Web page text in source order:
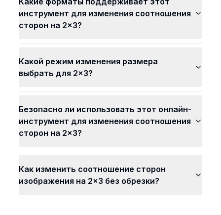
инструмент для изменения соотношения
сторон на 2x3?
Какой режим изменения размера
выбрать для 2x3?
Безопасно ли использовать этот онлайн-
инструмент для изменения соотношения
сторон на 2x3?
Как изменить соотношение сторон
изображения на 2x3 без обрезки?